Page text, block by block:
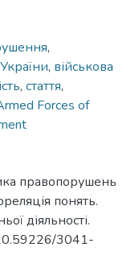
,
, військова
, стаття,
Forces of
правопорушень
понять.
діяльності.
3041-